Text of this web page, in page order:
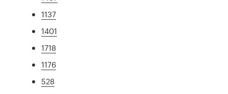
1137
1401
1718
1176
528